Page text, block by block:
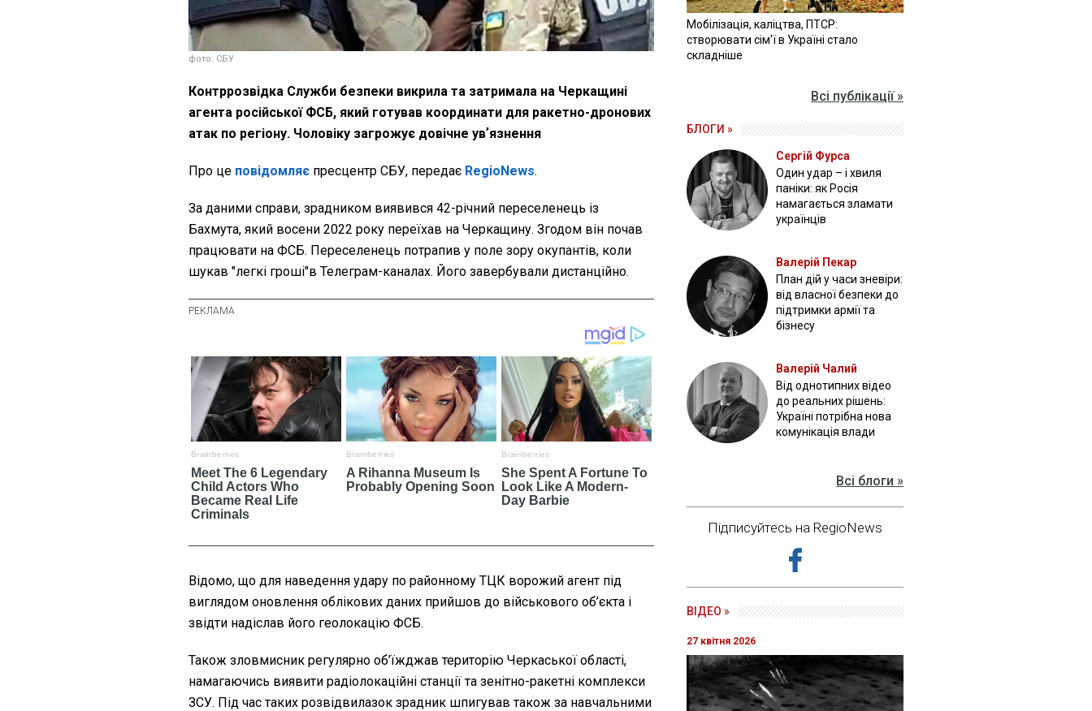
фото: СБУ
Контррозвідка Служби безпеки викрила та затримала на Черкащині
агента російської ФСБ, який готував координати для ракетно-дронових
атак по регіону. Чоловіку загрожує довічне увʼязнення
Про це повідомляє пресцентр СБУ, передає RegioNews.
За даними справи, зрадником виявився 42-річний переселенець із
Бахмута, який восени 2022 року переїхав на Черкащину. Згодом він почав
працювати на ФСБ. Переселенець потрапив у поле зору окупантів, коли
шукав "легкі гроші"в Телеграм-каналах. Його завербували дистанційно.
Відомо, що для наведення удару по районному ТЦК ворожий агент під
виглядом оновлення облікових даних прийшов до військового об’єкта і
звідти надіслав його геолокацію ФСБ.
Також зловмисник регулярно об’їжджав територію Черкаської області,
намагаючись виявити радіолокаційні станції та зенітно-ракетні комплекси
ЗСУ. Під час таких розвідвилазок зрадник шпигував також за навчальними
Мобілізація, каліцтва, ПТСР:
створювати сім'ї в Україні стало
складніше
Всі публікації »
БЛОГИ »
Сергій Фурса
Один удар – і хвиля
паніки: як Росія
намагається зламати
українців
Валерій Пекар
План дій у часи зневіри:
від власної безпеки до
підтримки армії та
бізнесу
Валерій Чалий
Від однотипних відео
до реальних рішень:
Україні потрібна нова
комунікація влади
Всі блоги »
Підписуйтесь на RegioNews
ВІДЕО »
27 квітня 2026